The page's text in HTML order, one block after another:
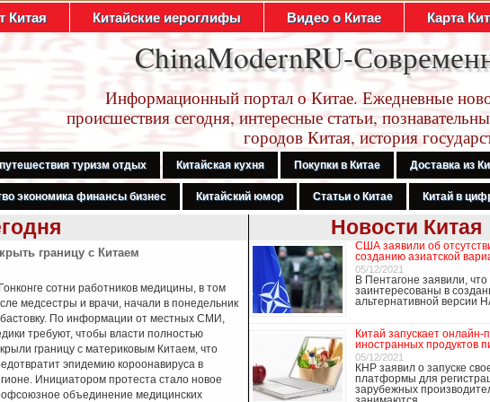
Китая Китайские иероглифы Видео о Китае Карта
ChinaModernRU-
Информационный портал о Китае. Ежедневные
происшествия сегодня, интересные статьи,
городов Китая, история
туризм отдых Китайская кухня Покупки в Китае Доставка из
экономика финансы бизнес Китайский юмор Статьи о Китае Китай в
границу с Китаем
сотни работников медицины, в том
медсестры и врачи, начали в понедельник
По информации от местных СМИ,
требуют, чтобы власти полностью
границу с материковым Китаем, что
эпидемию короонавируса в
Инициатором протеста стало новое
объединение медицинских
Третий год подряд Китай
Германии
Новости Китая
США заявили об
созданию азиатской
05/12/2021
В Пентагоне заявили,
заинтересованы в
альтернативной версии
Китай запускает
иностранных продуктов
05/12/2021
КНР заявил о запуске
платформы для
зарубежных